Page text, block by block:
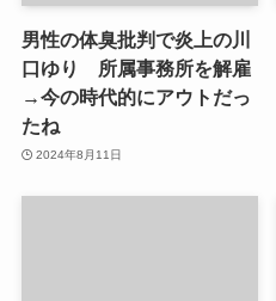
男性の体臭批判で炎上の川
口ゆり 所属事務所を解雇
→今の時代的にアウトだっ
たね
2024年8月11日